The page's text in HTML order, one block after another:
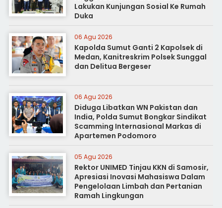
Lakukan Kunjungan Sosial Ke Rumah
Duka
06 Agu 2026
Kapolda Sumut Ganti 2 Kapolsek di
Medan, Kanitreskrim Polsek Sunggal
dan Delitua Bergeser
06 Agu 2026
Diduga Libatkan WN Pakistan dan
India, Polda Sumut Bongkar Sindikat
Scamming Internasional Markas di
Apartemen Podomoro
05 Agu 2026
Rektor UNIMED Tinjau KKN di Samosir,
Apresiasi Inovasi Mahasiswa Dalam
Pengelolaan Limbah dan Pertanian
Ramah Lingkungan